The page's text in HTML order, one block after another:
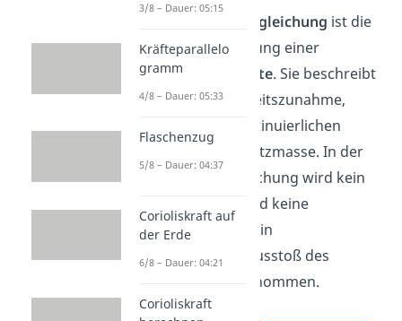
Raketengrundgleichung ist die
Bewegungsgleichung einer
idealisierten
Rakete. Sie beschreibt
die Geschwindigkeitszunahme,
aufgrund des kontinuierlichen
Ausstoßes von Stützmasse. In der
Raketengrundgleichung wird kein
Luftwiderstand und keine
Gravitation, aber ein
kontinuierlicher Ausstoß des
Treibstoffes angenommen.
3/8 – Dauer: 05:15
Kräfteparallelo
gramm
4/8 – Dauer: 05:33
Flaschenzug
5/8 – Dauer: 04:37
Corioliskraft auf
der Erde
6/8 – Dauer: 04:21
Corioliskraft